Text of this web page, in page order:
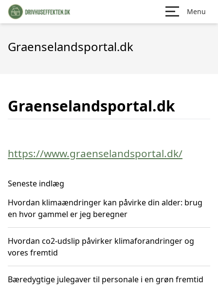
Menu
Graenselandsportal.dk
Graenselandsportal.dk
https://www.graenselandsportal.dk/
Seneste indlæg
Hvordan klimaændringer kan påvirke din alder: brug
en hvor gammel er jeg beregner
Hvordan co2-udslip påvirker klimaforandringer og
vores fremtid
Bæredygtige julegaver til personale i en grøn fremtid